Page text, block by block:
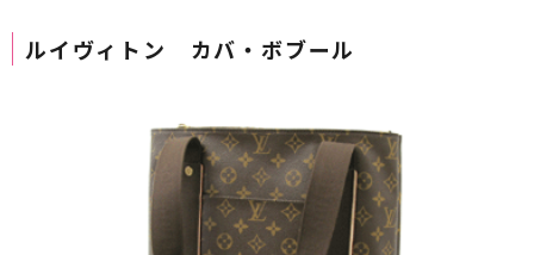
ルイヴィトン カバ・ボブール